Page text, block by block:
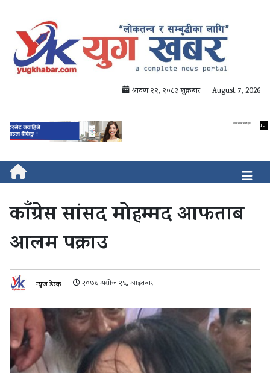
श्रावण २२, २०८३ शुक्रबार August 7, 2026
काँग्रेस सांसद मोहम्मद आफताब
आलम पक्राउ
न्युज डेस्क २०७६ असोज २६, आइतबार